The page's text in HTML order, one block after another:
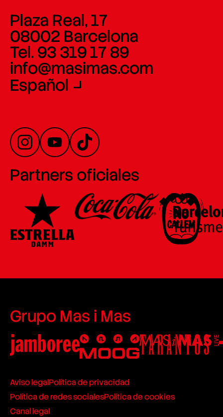
Plaza Real, 17
08002 Barcelona
Tel. 93 319 17 89
info@masimas.com
Español
Partners oficiales
Grupo Mas i Mas
Aviso legalPolítica de privacidad
Política de redes socialesPolítica de cookies
Canal legal